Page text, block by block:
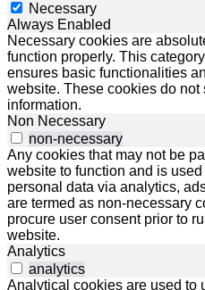
Necessary
Always Enabled
Necessary cookies are
function properly. This
ensures basic functionalities
website. These cookies do not
information.
Non Necessary
non-necessary
Any cookies that may not be
website to function and is
personal data via analytics,
are termed as non-necessary
procure user consent prior to
website.
Analytics
analytics
Analytical cookies are used to